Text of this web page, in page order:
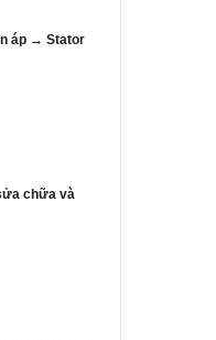
áp → Stator
chữa và